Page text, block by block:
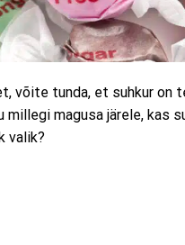
võite tunda, et suhkur on
millegi magusa järele, kas
valik?